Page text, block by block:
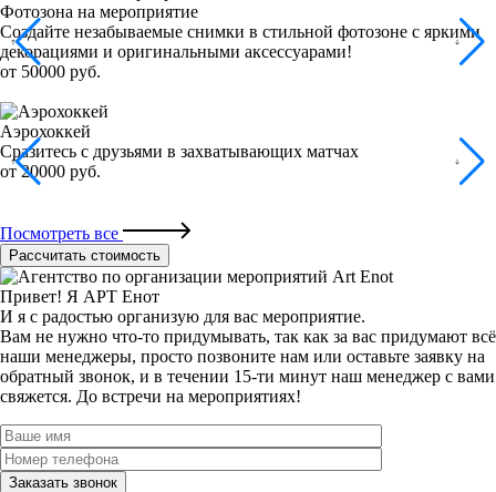
Фотозона на мероприятие
Создайте незабываемые снимки в стильной фотозоне с яркими
декорациями и оригинальными аксессуарами!
от 50000 руб.
Аэрохоккей
Сразитесь с друзьями в захватывающих матчах
от 20000 руб.
Посмотреть все
Рассчитать стоимость
Привет! Я АРТ Енот
И я с радостью организую для вас мероприятие.
Вам не нужно что-то придумывать, так как за вас придумают всё
наши менеджеры, просто позвоните нам или оставьте заявку на
обратный звонок, и в течении 15-ти минут наш менеджер с вами
свяжется. До встречи на мероприятиях!